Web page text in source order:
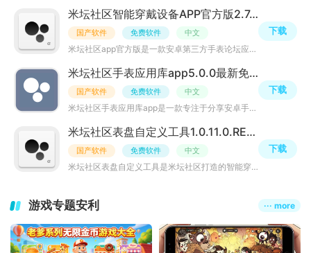
米坛社区智能穿戴设备APP官方版2.7.1安卓版
国产软件 免费软件 中文
米坛社区app官方版是一款安卓第三方手表论坛应用，内置海量wear应用库资源，可随时小米手表相关表盘、固件包
下载
米坛社区手表应用库app5.0.0最新免费版
国产软件 免费软件 中文
米坛社区手表应用库app是一款专注于分享安卓手表应用的第三方应用商店平台，APP内拥有大量小米、华为等知名
下载
米坛社区表盘自定义工具1.0.11.0.RELEASE 安卓最新版
国产软件 免费软件 中文
米坛社区表盘自定义工具是米坛社区打造的智能穿戴设备专属工具，版本v1.0.11.0.RELEASE，大小46.05M，支持安
下载
游戏专题安利 ··· more